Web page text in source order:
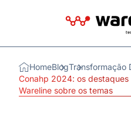
HomeBlogTransformação
Conahp 2024: os
Wareline sobre os temas